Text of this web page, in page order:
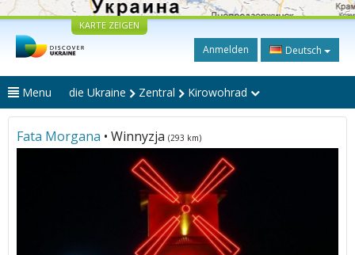
KARTE ZEIGEN
Anmelden Deutsch
Menu die Ukraine Zentral Kirowohrad
Fata Morgana • Winnyzja (293 km)